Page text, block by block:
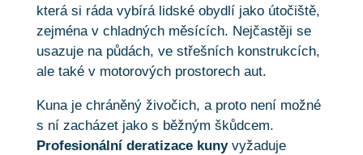
která si ráda vybírá lidské obydlí jako útočiště,
zejména v chladných měsících. Nejčastěji se
usazuje na půdách, ve střešních konstrukcích,
ale také v motorových prostorech aut.
Kuna je chráněný živočich, a proto není možné
s ní zacházet jako s běžným škůdcem.
Profesionální deratizace kunyvyžaduje